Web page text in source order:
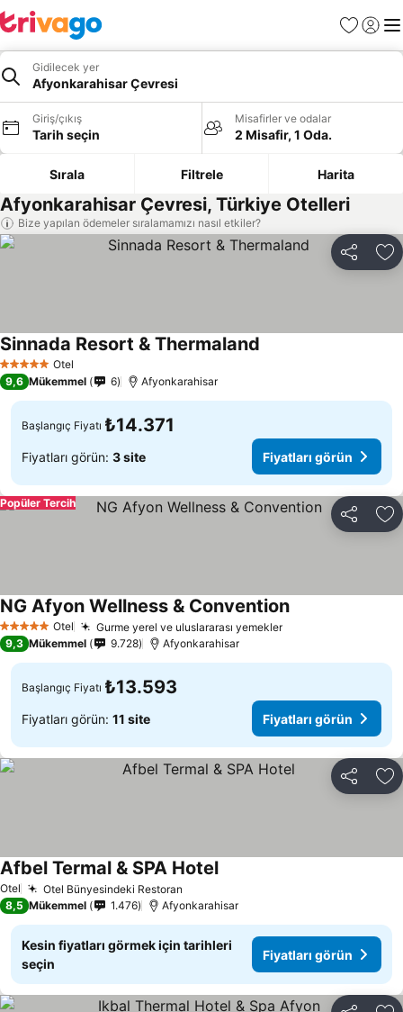
Favoriler
Giriş
Gidilecek yer
Afyonkarahisar Çevresi
Giriş/çıkış
Tarih seçin
Misafirler ve odalar
2 Misafir, 1 Oda.
Sırala Filtrele Harita
Afyonkarahisar Çevresi, Türkiye Otelleri
Bize yapılan ödemeler sıralamamızı nasıl etkiler?
Paylaş
5 Yıldız Otel
Sinnada Resort & Thermaland
9,6 Mükemmel 6 Afyonkarahisar
Başlangıç Fiyatı ₺14.371
Fiyatları görün: 3 site Fiyatları görün
Paylaş
Popüler Tercih
5 Yıldız Otel Gurme yerel ve uluslararası yemeklerFiyatları görün
NG Afyon Wellness & ConventionFiyatları görün
9,3 Mükemmel 9.728 Afyonkarahisar
Başlangıç Fiyatı ₺13.593
Fiyatları görün: 11 site Fiyatları görün
Paylaş
Otel Otel Bünyesindeki Restoran
Afbel Termal & SPA HotelFiyatları görün
8,5 Mükemmel 1.476 Afyonkarahisar
Kesin fiyatları görmek için tarihleri
seçin
Fiyatları görün